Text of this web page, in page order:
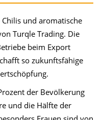
und aromatische
Turqle Trading. Die
beim Export
so zukunftsfähige
der Bevölkerung
und die Hälfte der